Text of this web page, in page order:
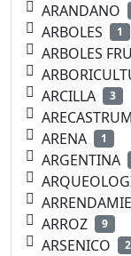
ARANDANO
ARBOLES 1
ARBOLES
ARCILLA 3
ARENA 1
ARGENTINA
ARROZ 9
ARSENICO 2